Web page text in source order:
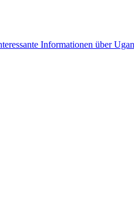
Informationen über